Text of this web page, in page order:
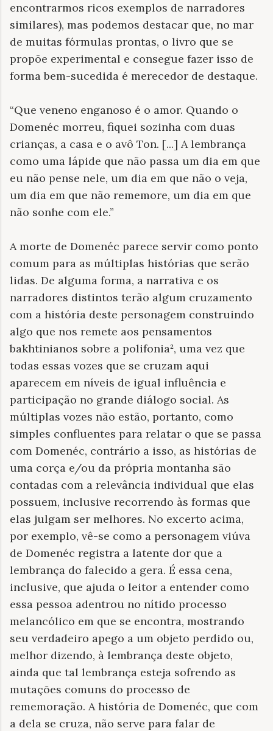
encontrarmos ricos exemplos de narradores
similares), mas podemos destacar que, no mar
de muitas fórmulas prontas, o livro que se
propõe experimental e consegue fazer isso de
forma bem-sucedida é merecedor de destaque.
“Que veneno enganoso é o amor. Quando o
Domenéc morreu, fiquei sozinha com duas
crianças, a casa e o avô Ton. [...] A lembrança
como uma lápide que não passa um dia em que
eu não pense nele, um dia em que não o veja,
um dia em que não rememore, um dia em que
não sonhe com ele.”
A morte de Domenéc parece servir como ponto
comum para as múltiplas histórias que serão
lidas. De alguma forma, a narrativa e os
narradores distintos terão algum cruzamento
com a história deste personagem construindo
algo que nos remete aos pensamentos
bakhtinianos sobre a polifonia², uma vez que
todas essas vozes que se cruzam aqui
aparecem em níveis de igual influência e
participação no grande diálogo social. As
múltiplas vozes não estão, portanto, como
simples confluentes para relatar o que se passa
com Domenéc, contrário a isso, as histórias de
uma corça e/ou da própria montanha são
contadas com a relevância individual que elas
possuem, inclusive recorrendo às formas que
elas julgam ser melhores. No excerto acima,
por exemplo, vê-se como a personagem viúva
de Domenéc registra a latente dor que a
lembrança do falecido a gera. É essa cena,
inclusive, que ajuda o leitor a entender como
essa pessoa adentrou no nítido processo
melancólico em que se encontra, mostrando
seu verdadeiro apego a um objeto perdido ou,
melhor dizendo, à lembrança deste objeto,
ainda que tal lembrança esteja sofrendo as
mutações comuns do processo de
rememoração. A história de Domenéc, que com
a dela se cruza, não serve para falar de